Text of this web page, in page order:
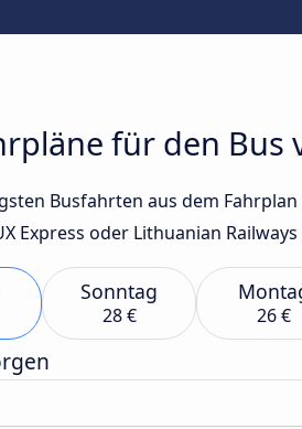
für den Bus
Busfahrten aus dem
Express oder Lithuanian
Sonntag
28 € 26 €